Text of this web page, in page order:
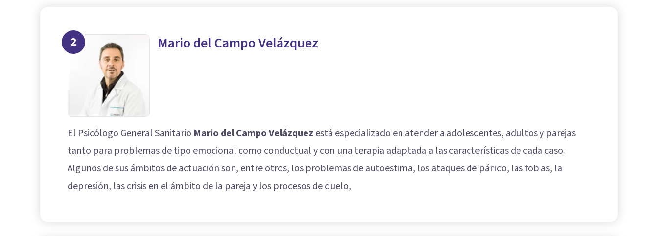
2 Mario del Campo Velázquez
El Psicólogo General Sanitario Mario del Campo Velázquez está especializado en atender a adolescentes, adultos y parejas
tanto para problemas de tipo emocional como conductual y con una terapia adaptada a las características de cada caso.
Algunos de sus ámbitos de actuación son, entre otros, los problemas de autoestima, los ataques de pánico, las fobias, la
depresión, las crisis en el ámbito de la pareja y los procesos de duelo,